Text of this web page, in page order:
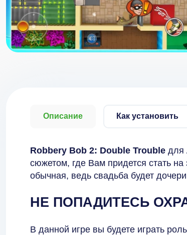
Описание Как установить
Robbery Bob 2: Double Trouble для
сюжетом, где Вам придется стать
обычная, ведь свадьба будет
НЕ ПОПАДИТЕСЬ
В данной игре вы будете играть